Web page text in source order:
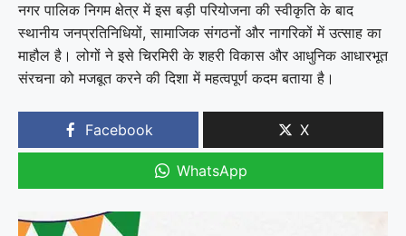
नगर पालिक निगम क्षेत्र में इस बड़ी परियोजना की स्वीकृति के बाद
स्थानीय जनप्रतिनिधियों, सामाजिक संगठनों और नागरिकों में उत्साह का
माहौल है। लोगों ने इसे चिरमिरी के शहरी विकास और आधुनिक आधारभूत
संरचना को मजबूत करने की दिशा में महत्वपूर्ण कदम बताया है।
Facebook X
WhatsApp